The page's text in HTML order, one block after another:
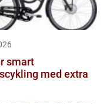
med extra